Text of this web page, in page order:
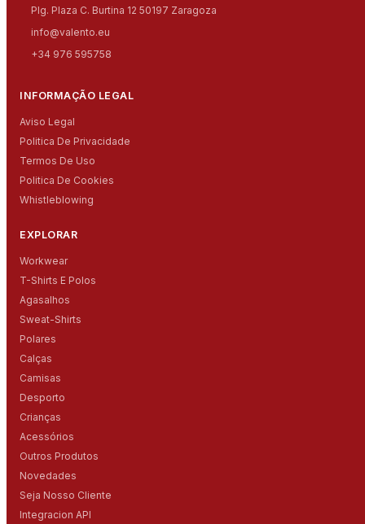
Plg. Plaza C. Burtina 12 50197 Zaragoza
info@valento.eu
+34 976 595758
INFORMAÇÃO LEGAL
Aviso Legal
Politica De Privacidade
Termos De Uso
Politica De Cookies
Whistleblowing
EXPLORAR
Workwear
T-Shirts E Polos
Agasalhos
Sweat-Shirts
Polares
Calças
Camisas
Desporto
Crianças
Acessórios
Outros Produtos
Novedades
Seja Nosso Cliente
Integracion API